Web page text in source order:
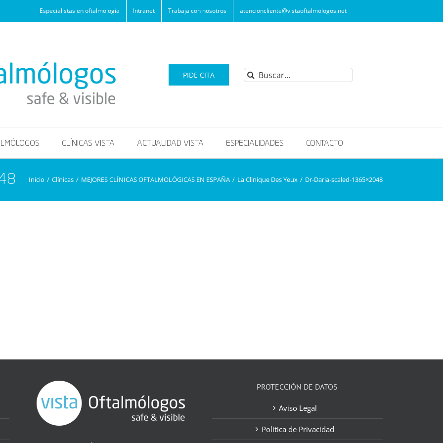
Especialistas en oftalmología Intranet Trabaja con nosotros atencioncliente@vistaoftalmologos.net
PIDE CITA Buscar:
CLÍNICAS VISTA ACTUALIDAD VISTA ESPECIALIDADES CONTACTO
Inicio / Clínicas / MEJORES CLÍNICAS OFTALMOLÓGICAS EN ESPAÑA / La Clinique Des Yeux / Dr-Daria-scaled-1365×2048
PROTECCIÓN DE DATOS
Aviso Legal
Política de Privacidad